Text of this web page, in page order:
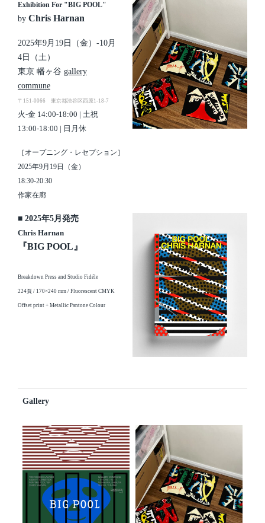
Exhibition For "BIG POOL"
by Chris Harnan
2025年9月19日（金）-10月
4日（土）
東京 幡ヶ谷 gallery
commune
〒151-0066 東京都渋谷区西原1-18-7
火-金 14:00-18:00 | 土祝
13:00-18:00 | 日月休
［オープニング・レセプション］
2025年9月19日（金）
18:30-20:30
作家在廊
■ 2025年5月発売
Chris Harnan
『BIG POOL』
Breakdown Press and Studio Fidéle
224頁 / 170×240 mm / Fluorescent CMYK
Offset print + Metallic Pantone Colour
Gallery